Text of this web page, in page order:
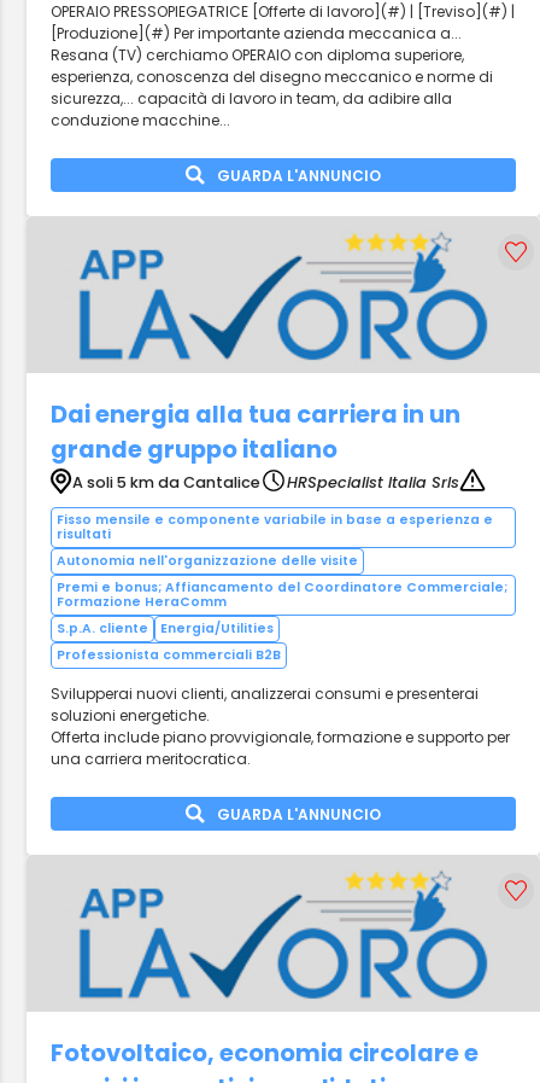
OPERAIO PRESSOPIEGATRICE [Offerte di lavoro](#) | [Treviso](#) |
[Produzione](#) Per importante azienda meccanica a...
Resana (TV) cerchiamo OPERAIO con diploma superiore,
esperienza, conoscenza del disegno meccanico e norme di
sicurezza,... capacità di lavoro in team, da adibire alla
conduzione macchine...
GUARDA L'ANNUNCIO
Dai energia alla tua carriera in un
grande gruppo italiano
A soli 5 km da Cantalice HRSpecialist Italia Srls
Fisso mensile e componente variabile in base a esperienza e
risultati
Autonomia nell'organizzazione delle visite
Premi e bonus; Affiancamento del Coordinatore Commerciale;
Formazione HeraComm
S.p.A. cliente
Energia/Utilities
Professionista commerciali B2B
Svilupperai nuovi clienti, analizzerai consumi e presenterai
soluzioni energetiche.
Offerta include piano provvigionale, formazione e supporto per
una carriera meritocratica.
GUARDA L'ANNUNCIO
Fotovoltaico, economia circolare e